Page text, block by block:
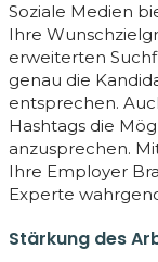
Soziale Medien
Ihre
erweiterten
genau die
entsprechen.
Hashtags die
anzusprechen.
Ihre Employer
Experte
Stärkung des